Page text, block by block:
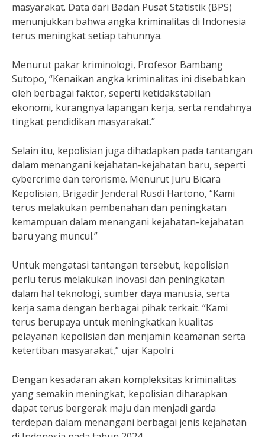
masyarakat. Data dari Badan Pusat Statistik (BPS)
menunjukkan bahwa angka kriminalitas di Indonesia
terus meningkat setiap tahunnya.
Menurut pakar kriminologi, Profesor Bambang
Sutopo, “Kenaikan angka kriminalitas ini disebabkan
oleh berbagai faktor, seperti ketidakstabilan
ekonomi, kurangnya lapangan kerja, serta rendahnya
tingkat pendidikan masyarakat.”
Selain itu, kepolisian juga dihadapkan pada tantangan
dalam menangani kejahatan-kejahatan baru, seperti
cybercrime dan terorisme. Menurut Juru Bicara
Kepolisian, Brigadir Jenderal Rusdi Hartono, “Kami
terus melakukan pembenahan dan peningkatan
kemampuan dalam menangani kejahatan-kejahatan
baru yang muncul.”
Untuk mengatasi tantangan tersebut, kepolisian
perlu terus melakukan inovasi dan peningkatan
dalam hal teknologi, sumber daya manusia, serta
kerja sama dengan berbagai pihak terkait. “Kami
terus berupaya untuk meningkatkan kualitas
pelayanan kepolisian dan menjamin keamanan serta
ketertiban masyarakat,” ujar Kapolri.
Dengan kesadaran akan kompleksitas kriminalitas
yang semakin meningkat, kepolisian diharapkan
dapat terus bergerak maju dan menjadi garda
terdepan dalam menangani berbagai jenis kejahatan